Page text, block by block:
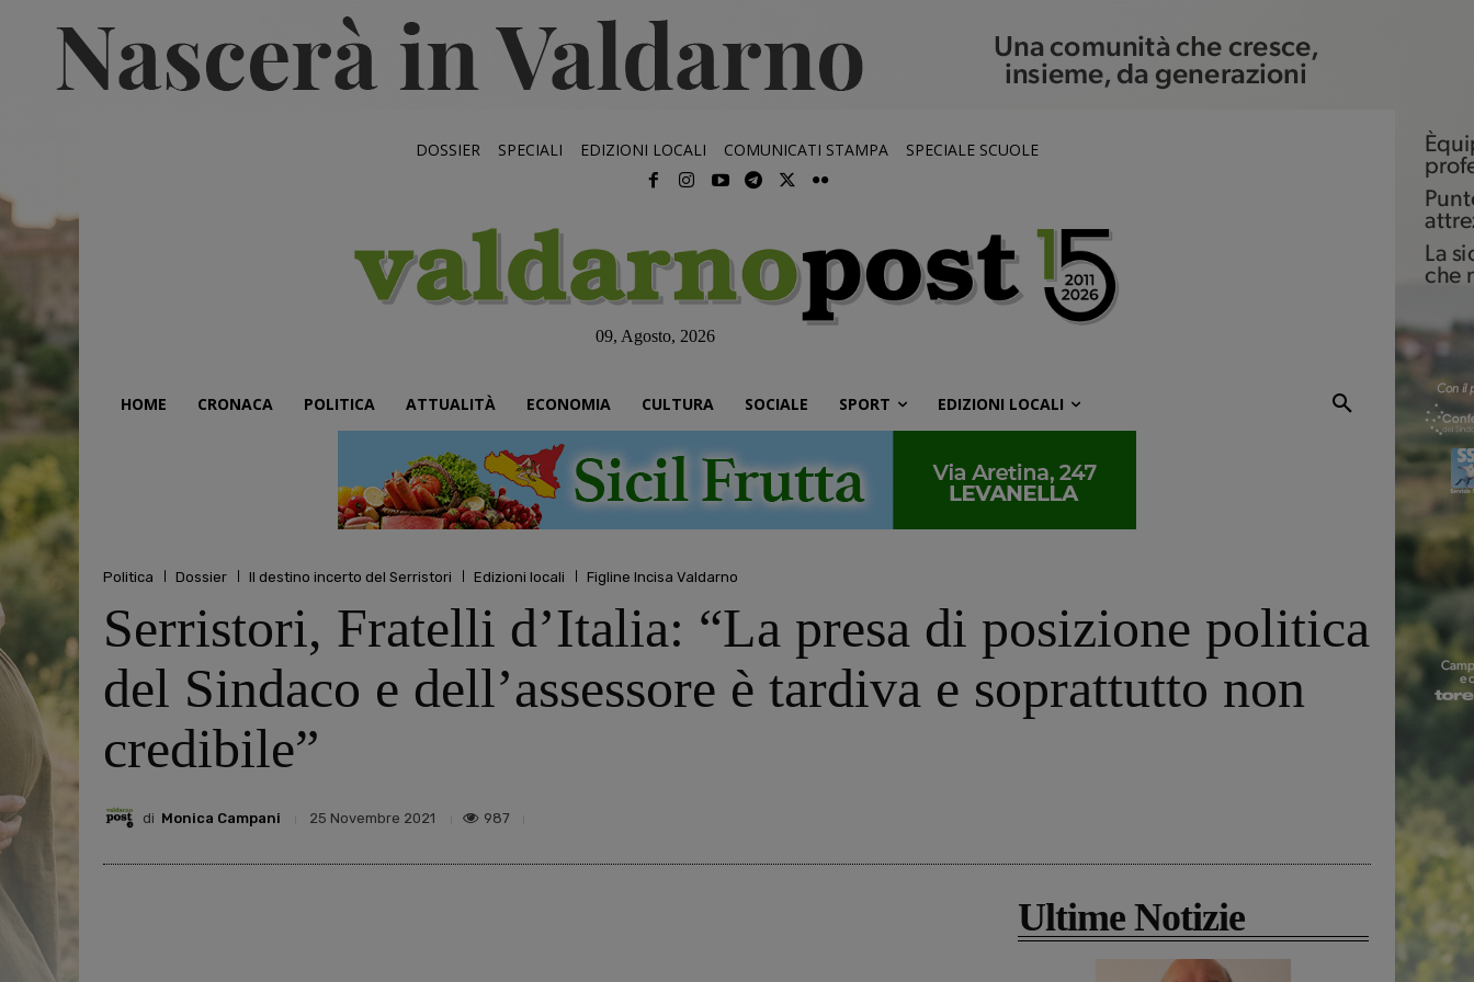
DOSSIER SPECIALI EDIZIONI LOCALI COMUNICATI STAMPA SPECIALE SCUOLE
09, Agosto, 2026
HOME CRONACA POLITICA ATTUALITÀ ECONOMIA CULTURA SOCIALE SPORT EDIZIONI LOCALI
Politica Dossier Il destino incerto del Serristori Edizioni locali Figline Incisa Valdarno
Serristori, Fratelli d’Italia: “La presa di posizione politica
del Sindaco e dell’assessore è tardiva e soprattutto non
credibile”
di Monica Campani 25 Novembre 2021 987
Ultime Notizie